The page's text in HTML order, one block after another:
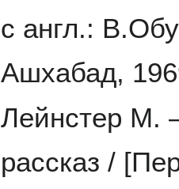
с англ.:
Ашхабад,
Лейнстер М.
рассказ /